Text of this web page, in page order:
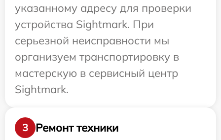
указанному адресу для проверки
устройства Sightmark. При
серьезной неисправности мы
организуем транспортировку в
мастерскую в сервисный центр
Sightmark.
3 Ремонт техники